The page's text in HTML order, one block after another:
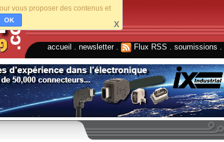
vous proposer des contenus et
OK X
accueil newsletter. Flux RSS soumissions